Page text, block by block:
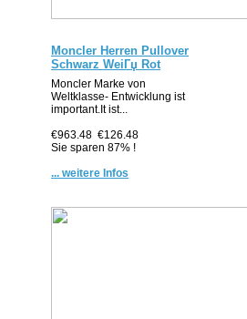
Moncler Herren Pullover
Schwarz WeiГџ Rot
Moncler Marke von
Weltklasse- Entwicklung ist
important.It ist...
€963.48 €126.48
Sie sparen 87% !
... weitere Infos